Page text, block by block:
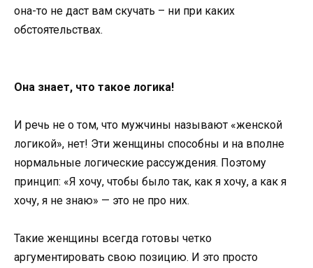
она-то не даст вам скучать – ни при каких
обстоятельствах.
Она знает, что такое логика!
И речь не о том, что мужчины называют «женской
логикой», нет! Эти женщины способны и на вполне
нормальные логические рассуждения. Поэтому
принцип: «Я хочу, чтобы было так, как я хочу, а как я
хочу, я не знаю» — это не про них.
Такие женщины всегда готовы четко
аргументировать свою позицию. И это просто